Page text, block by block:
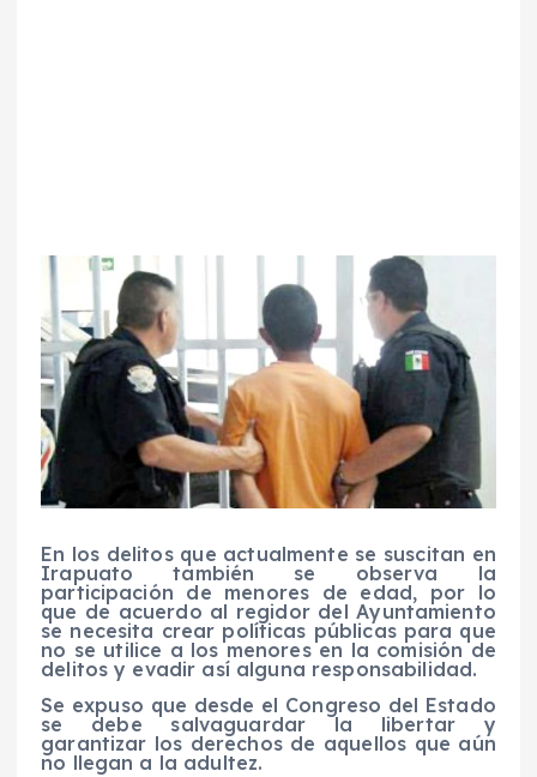
En los delitos que actualmente se suscitan en
Irapuato también se observa la
participación de menores de edad, por lo
que de acuerdo al regidor del Ayuntamiento
se necesita crear políticas públicas para que
no se utilice a los menores en la comisión de
delitos y evadir así alguna responsabilidad.
Se expuso que desde el Congreso del Estado
se debe salvaguardar la libertar y
garantizar los derechos de aquellos que aún
no llegan a la adultez.